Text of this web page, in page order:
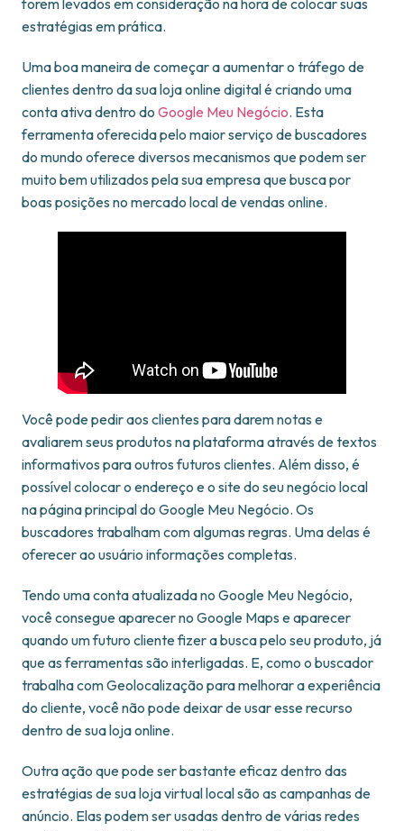
forem levados em consideração na hora de colocar suas
estratégias em prática.
Uma boa maneira de começar a aumentar o tráfego de
clientes dentro da sua loja online digital é criando uma
conta ativa dentro do Google Meu Negócio. Esta
ferramenta oferecida pelo maior serviço de buscadores
do mundo oferece diversos mecanismos que podem ser
muito bem utilizados pela sua empresa que busca por
boas posições no mercado local de vendas online.
Você pode pedir aos clientes para darem notas e
avaliarem seus produtos na plataforma através de textos
informativos para outros futuros clientes. Além disso, é
possível colocar o endereço e o site do seu negócio local
na página principal do Google Meu Negócio. Os
buscadores trabalham com algumas regras. Uma delas é
oferecer ao usuário informações completas.
Tendo uma conta atualizada no Google Meu Negócio,
você consegue aparecer no Google Maps e aparecer
quando um futuro cliente fizer a busca pelo seu produto, já
que as ferramentas são interligadas. E, como o buscador
trabalha com Geolocalização para melhorar a experiência
do cliente, você não pode deixar de usar esse recurso
dentro de sua loja online.
Outra ação que pode ser bastante eficaz dentro das
estratégias de sua loja virtual local são as campanhas de
anúncio. Elas podem ser usadas dentro de várias redes